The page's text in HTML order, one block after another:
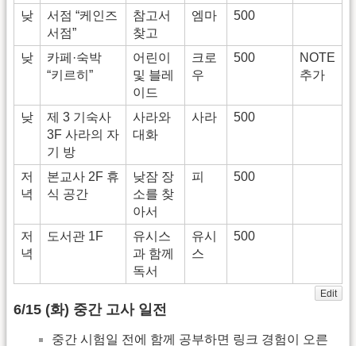
낮
서점 “케인즈
서점”
참고서
찾고
엠마 500
낮
카페·숙박
“키르히”
어린이
및 블레
이드
크로
우
500
NOTE
추가
낮
제 3 기숙사
3F 사라의 자
기 방
사라와
대화
사라 500
저
녁
본교사 2F 휴
식 공간
낮잠 장
소를 찾
아서
피 500
저
녁
도서관 1F
유시스
과 함께
독서
유시
스
500
Edit
6/15 (화) 중간 고사 일전
중간 시험일 전에 함께 공부하면 링크 경험이 오른